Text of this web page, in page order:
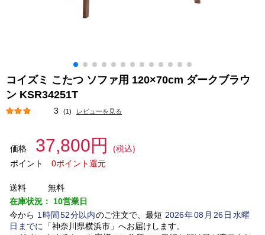
コイズミ こたつ ソファ用 120×70cm ダークブラウ
ン KSR34251T
3 (1) レビューを見る
価格 37,800円
(税込)
ポイント
0ポイント還元
送料
無料
在庫状況： 10営業日
今から 1 時間 52分以内のご注文で、最短 2026年08 月 26日水曜
日 までに 「神奈川県横浜市」 へお届けします。